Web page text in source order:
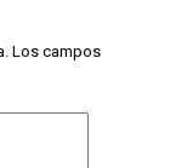
Los campos